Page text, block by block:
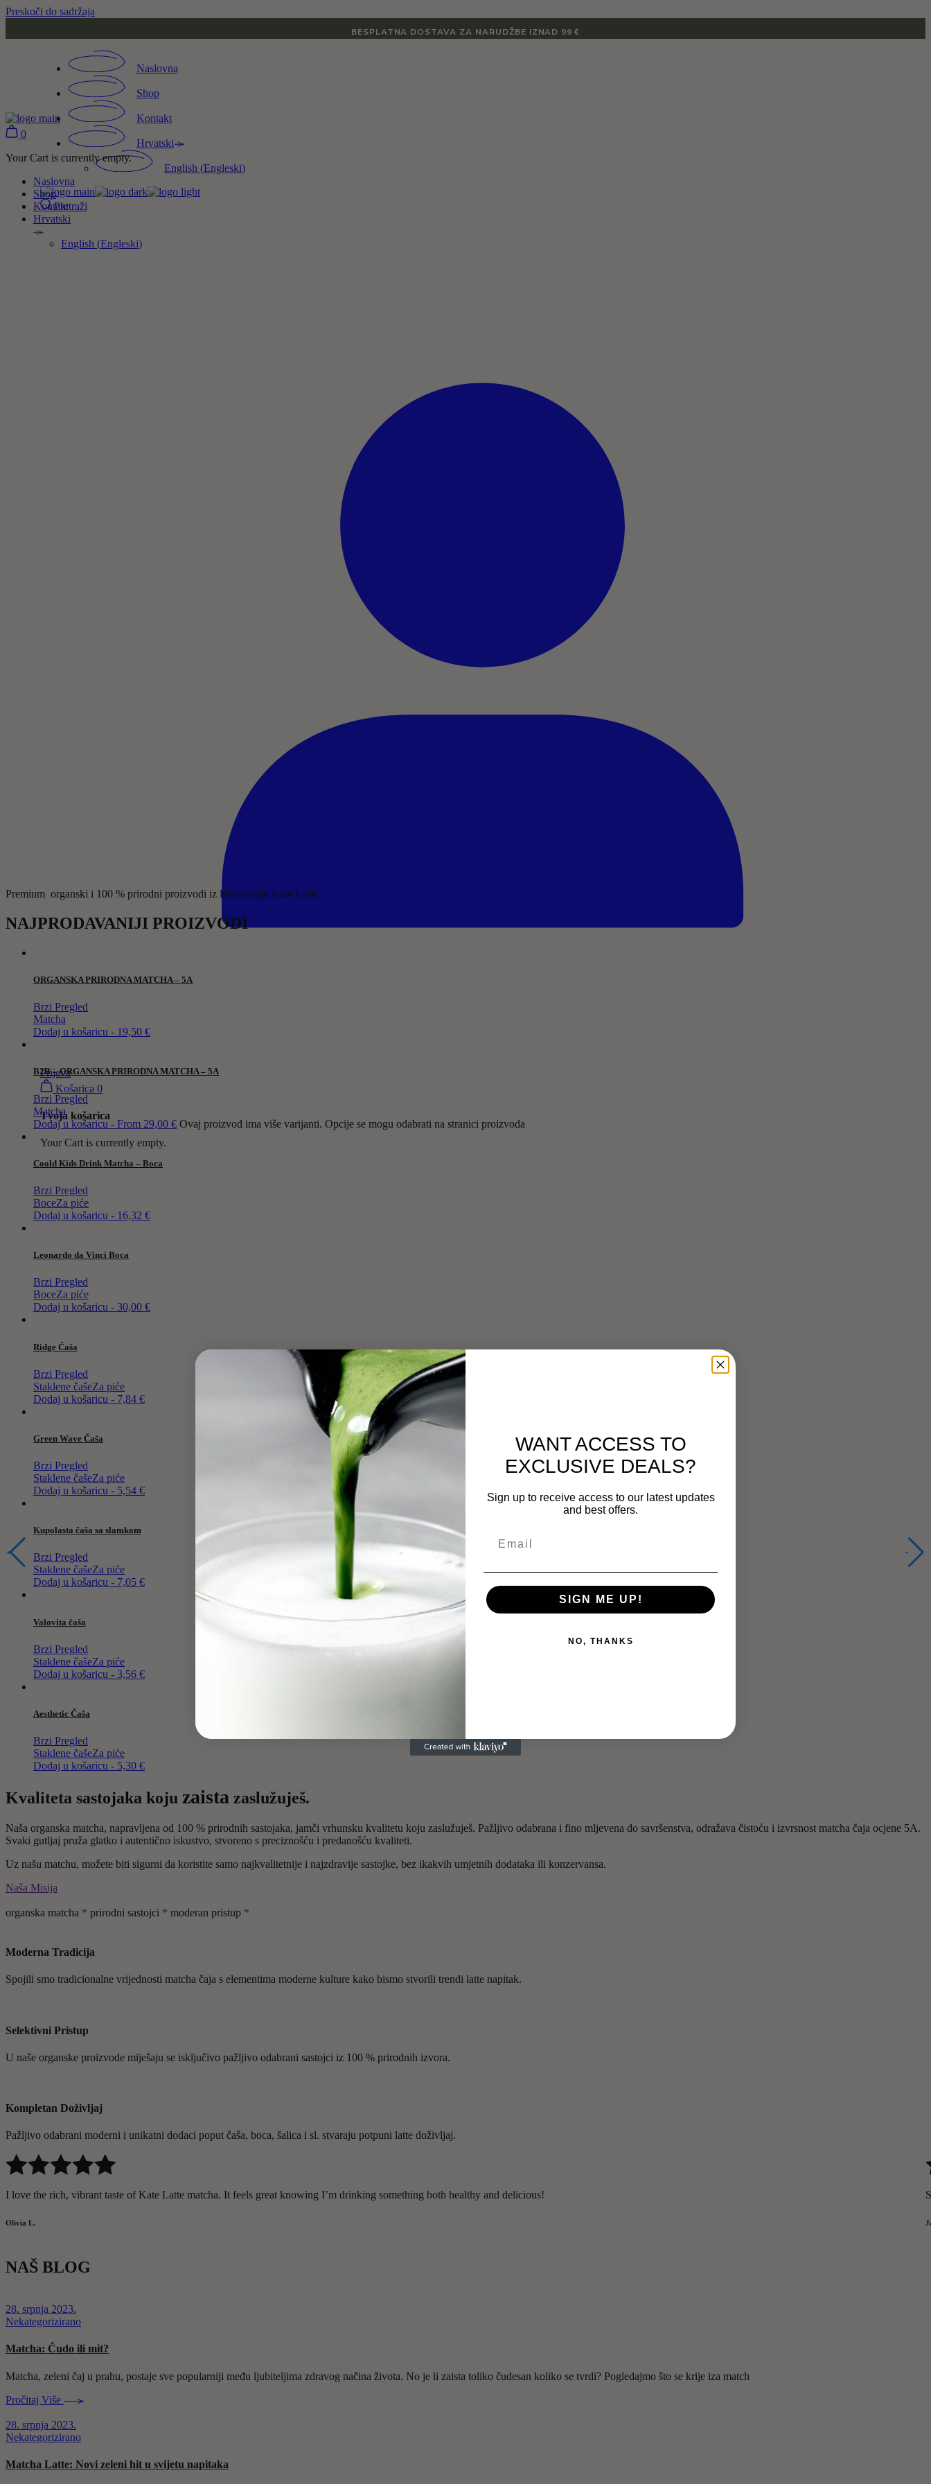
Preskoči do sadržaja
BESPLATNA DOSTAVA ZA NARUDŽBE IZNAD 99 €
Naslovna
Shop
Kontakt
Hrvatski
English (Engleski)
Pretraži
Prijava
Košarica 0
Tvoja košarica
Your Cart is currently empty.
0
Your Cart is currently empty.
Naslovna
Shop
Kontakt
Hrvatski
English (Engleski)
Premium organski i 100 % prirodni proizvodi iz laboratorija Kate Latte.
NAJPRODAVANIJI PROIZVODI
ORGANSKA PRIRODNA MATCHA – 5A
Brzi Pregled
Matcha
Dodaj u košaricu - 19,50 €
B2B – ORGANSKA PRIRODNA MATCHA – 5A
Brzi Pregled
Matcha
Dodaj u košaricu - From 29,00 € Ovaj proizvod ima više varijanti. Opcije se mogu odabrati na stranici proizvoda
Coold Kids Drink Matcha – Boca
Brzi Pregled
BoceZa piće
Dodaj u košaricu - 16,32 €
Leonardo da Vinci Boca
Brzi Pregled
BoceZa piće
Dodaj u košaricu - 30,00 €
Ridge Čaša
Brzi Pregled
Staklene čašeZa piće
Dodaj u košaricu - 7,84 €
Green Wave Čaša
Brzi Pregled
Staklene čašeZa piće
Dodaj u košaricu - 5,54 €
Kupolasta čaša sa slamkom
Brzi Pregled
Staklene čašeZa piće
Dodaj u košaricu - 7,05 €
Valovita čaša
Brzi Pregled
Staklene čašeZa piće
Dodaj u košaricu - 3,56 €
Aesthetic Čaša
Brzi Pregled
Staklene čašeZa piće
Dodaj u košaricu - 5,30 €
Kvaliteta sastojaka koju zaista zaslužuješ.
Naša organska matcha, napravljena od 100 % prirodnih sastojaka, jamči vrhunsku kvalitetu koju zaslužuješ. Pažljivo odabrana i fino mljevena do savršenstva, odražava čistoću i izvrsnost matcha čaja ocjene 5A.
Svaki gutljaj pruža glatko i autentično iskustvo, stvoreno s preciznošću i predanošću kvaliteti.
Uz našu matchu, možete biti sigurni da koristite samo najkvalitetnije i najzdravije sastojke, bez ikakvih umjetnih dodataka ili konzervansa.
Naša Misija
organska matcha * prirodni sastojci * moderan pristup *
Moderna Tradicija
Spojili smo tradicionalne vrijednosti matcha čaja s elementima moderne kulture kako bismo stvorili trendi latte napitak.
Selektivni Pristup
U naše organske proizvode miješaju se isključivo pažljivo odabrani sastojci iz 100 % prirodnih izvora.
Kompletan Doživljaj
Pažljivo odabrani moderni i unikatni dodaci poput čaša, boca, šalica i sl. stvaraju potpuni latte doživljaj.
I love the rich, vibrant taste of Kate Latte matcha. It feels great knowing I’m drinking something both healthy and delicious!
Olivia L.
NAŠ BLOG
28. srpnja 2023.
Nekategorizirano
Matcha: Čudo ili mit?
Matcha, zeleni čaj u prahu, postaje sve popularniji među ljubiteljima zdravog načina života. No je li zaista toliko čudesan koliko se tvrdi? Pogledajmo što se krije iza match
Pročitaj Više
28. srpnja 2023.
Nekategorizirano
Matcha Latte: Novi zeleni hit u svijetu napitaka
WANT ACCESS TO
EXCLUSIVE DEALS?
Sign up to receive access to our latest updates
and best offers.
SIGN ME UP!
NO, THANKS